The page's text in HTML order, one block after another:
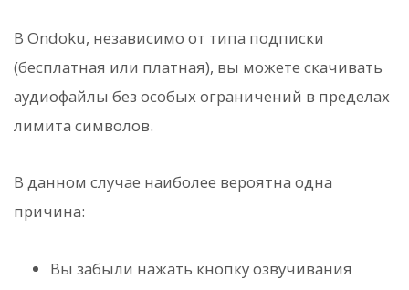
В Ondoku, независимо от типа подписки
(бесплатная или платная), вы можете скачивать
аудиофайлы без особых ограничений в пределах
лимита символов.
В данном случае наиболее вероятна одна
причина:
Вы забыли нажать кнопку озвучивания